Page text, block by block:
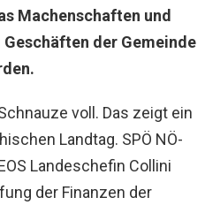
Machenschaften und
der Gemeinde
voll. Das zeigt ein
Landtag. SPÖ NÖ-
Landeschefin Collini
der Finanzen der